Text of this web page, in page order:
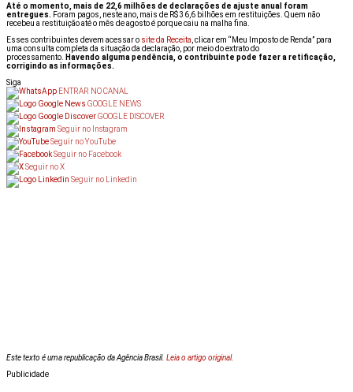
Até o momento, mais de 22,6 milhões de declarações de ajuste anual foram
entregues. Foram pagos, neste ano, mais de R$ 36,6 bilhões em restituições. Quem não
recebeu a restituição até o mês de agosto é porque caiu na malha fina.
Esses contribuintes devem acessar o site da Receita , clicar em “Meu Imposto de Renda” para
uma consulta completa da situação da declaração, por meio do extrato do
processamento.
Havendo alguma pendência, o contribuinte pode fazer a retificação,
corrigindo as informações.
Siga
ENTRAR NO CANAL
GOOGLE NEWS
GOOGLE DISCOVER
Seguir no Instagram
Seguir no YouTube
Seguir no Facebook
Seguir no X
Seguir no Linkedin
Este texto é uma republicação da Agência Brasil. Leia o artigo original.
Publicidade